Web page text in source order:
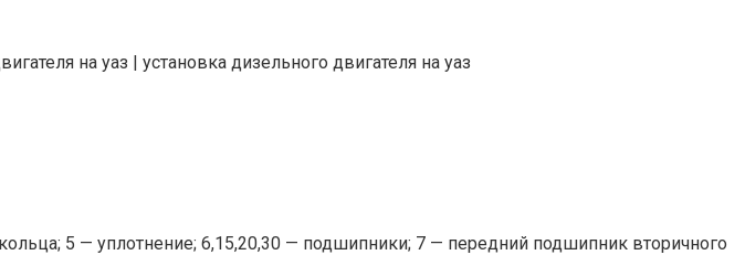
на уаз | установка дизельного двигателя на уаз
5 — уплотнение; 6,15,20,30 — подшипники; 7 — передний подшипник вторичного